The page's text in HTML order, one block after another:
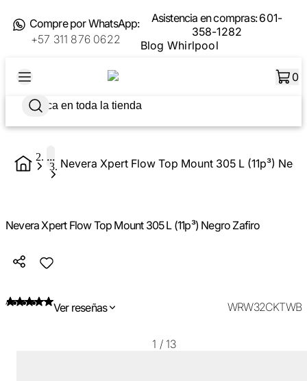
Compre por WhatsApp:
+57 311 876 0622
Asistencia en compras:601-
358-1282
Blog Whirlpool
0
... Nevera Xpert Flow Top Mount 305 L (11p³)
Nevera Xpert Flow Top Mount 305 L (11p³) Negro Zafiro
Ver reseñas WRW32CKTWB
1 / 13